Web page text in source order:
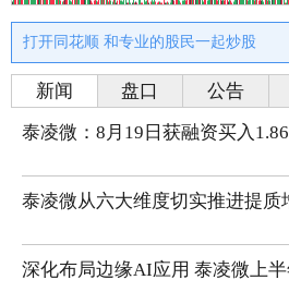
打开同花顺 和专业的股民一起炒股
新闻 盘口 公告
泰凌微：8月19日获融资买入
泰凌微从六大维度切实推进提质
深化布局边缘AI应用 泰凌微上